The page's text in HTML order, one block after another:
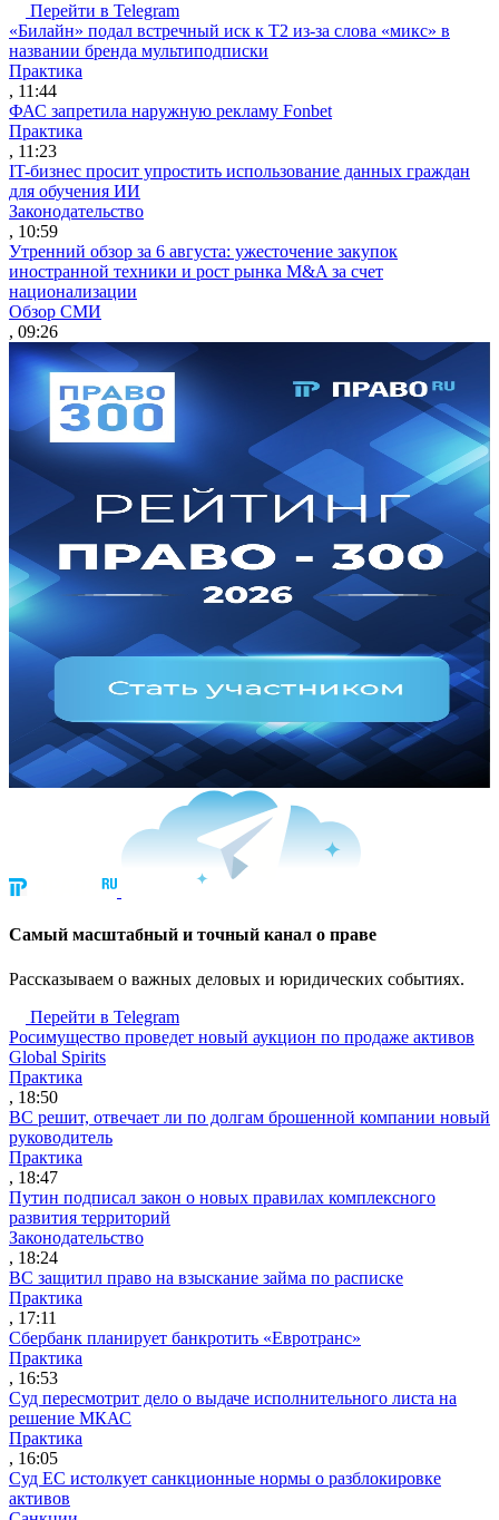
Перейти в Telegram
«Билайн» подал встречный иск к Т2 из-за слова «микс» в
названии бренда мультиподписки
Практика
, 11:44
ФАС запретила наружную рекламу Fonbet
Практика
, 11:23
IT-бизнес просит упростить использование данных граждан
для обучения ИИ
Законодательство
, 10:59
Утренний обзор за 6 августа: ужесточение закупок
иностранной техники и рост рынка M&A за счет
национализации
Обзор СМИ
, 09:26
Cамый масштабный и точный канал о праве
Рассказываем о важных деловых и юридических событиях.
Перейти в Telegram
Росимущество проведет новый аукцион по продаже активов
Global Spirits
Практика
, 18:50
ВС решит, отвечает ли по долгам брошенной компании новый
руководитель
Практика
, 18:47
Путин подписал закон о новых правилах комплексного
развития территорий
Законодательство
, 18:24
ВС защитил право на взыскание займа по расписке
Практика
, 17:11
Сбербанк планирует банкротить «Евротранс»
Практика
, 16:53
Суд пересмотрит дело о выдаче исполнительного листа на
решение МКАС
Практика
, 16:05
Суд ЕС истолкует санкционные нормы о разблокировке
активов